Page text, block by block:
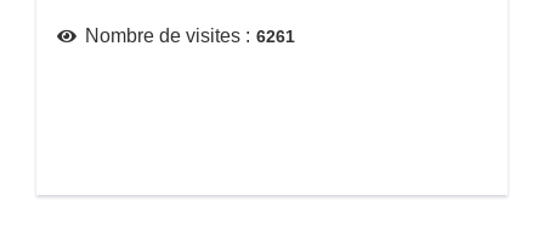
Nombre de visites : 6261